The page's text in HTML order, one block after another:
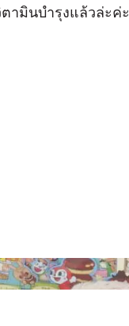
ามินบำรุงแล้วล่ะค่ะ